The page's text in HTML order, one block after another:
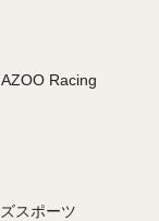
Racing
スポーツ